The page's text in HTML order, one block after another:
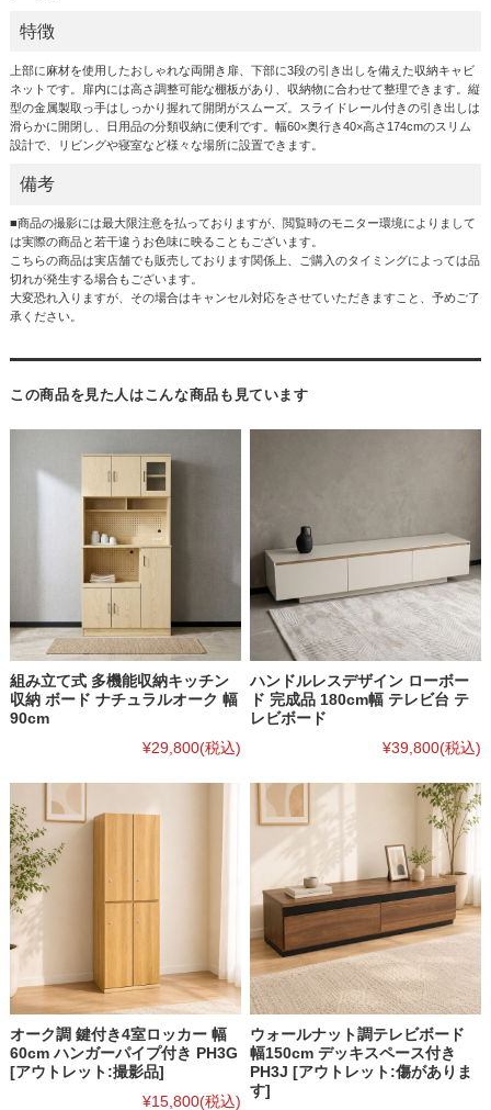
特徴
上部に麻材を使用したおしゃれな両開き扉、下部に3段の引き出しを備えた収納キャビ
ネットです。扉内には高さ調整可能な棚板があり、収納物に合わせて整理できます。縦
型の金属製取っ手はしっかり握れて開閉がスムーズ。スライドレール付きの引き出しは
滑らかに開閉し、日用品の分類収納に便利です。幅60×奥行き40×高さ174cmのスリム
設計で、リビングや寝室など様々な場所に設置できます。
備考
■商品の撮影には最大限注意を払っておりますが、閲覧時のモニター環境によりまして
は実際の商品と若干違うお色味に映ることもございます。
こちらの商品は実店舗でも販売しております関係上、ご購入のタイミングによっては品
切れが発生する場合もございます。
大変恐れ入りますが、その場合はキャンセル対応をさせていただきますこと、予めご了
承ください。
この商品を見た人はこんな商品も見ています
組み立て式 多機能収納キッチン
収納 ボード ナチュラルオーク 幅
90cm
¥29,800(税込)
ハンドルレスデザイン ローボー
ド 完成品 180cm幅 テレビ台 テ
レビボード
¥39,800(税込)
オーク調 鍵付き4室ロッカー 幅
60cm ハンガーパイプ付き PH3G
[アウトレット:撮影品]
¥15,800(税込)
ウォールナット調テレビボード
幅150cm デッキスペース付き
PH3J [アウトレット:傷がありま
す]